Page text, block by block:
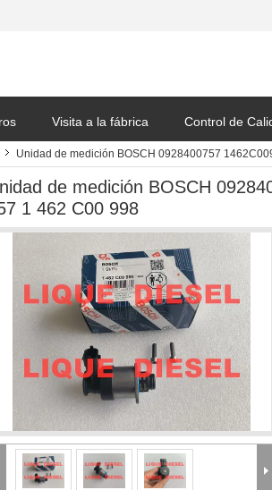
Visita a la fábrica Control de
Unidad de medición BOSCH 0928400757
de medición BOSCH
1 462 C00 998